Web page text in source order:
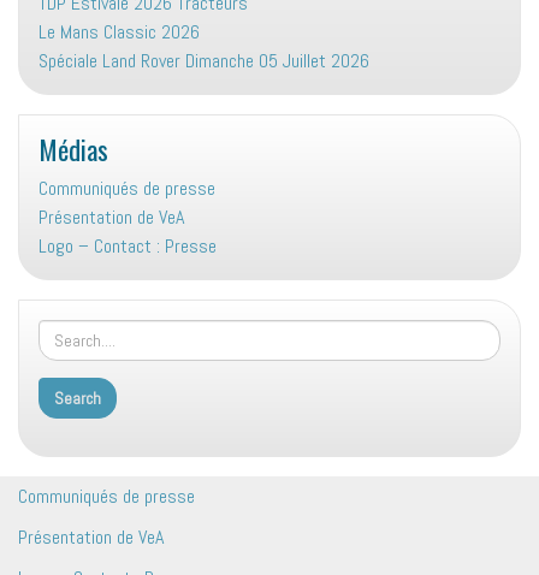
Le Mans Classic 2026
Spéciale Land Rover Dimanche 05 Juillet 2026
Médias
Communiqués de presse
Présentation de VeA
Logo – Contact : Presse
Communiqués de presse
Présentation de VeA